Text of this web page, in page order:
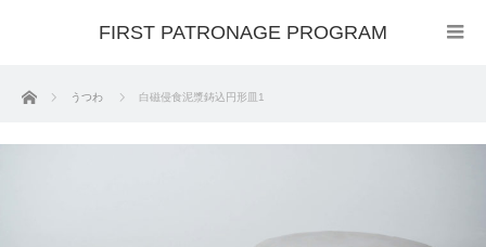
FIRST PATRONAGE PROGRAM
ホーム うつわ 白磁侵食泥漿鋳込円形皿1